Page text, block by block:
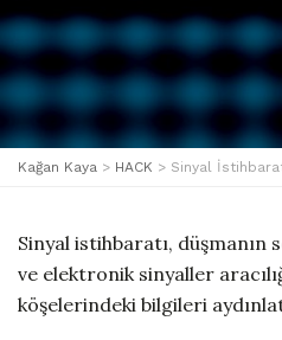
Kağan Kaya > HACK > Sinyal
Sinyal istihbaratı,
ve elektronik sinyaller
köşelerindeki bilgileri